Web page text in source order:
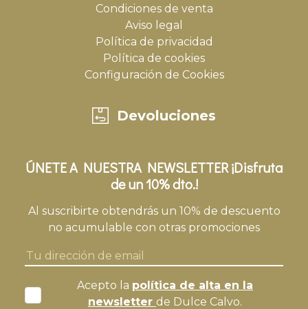
Condiciones de venta
Aviso legal
Política de privacidad
Política de cookies
Configuración de Cookies
Devoluciones
ÚNETE A NUESTRA NEWSLETTER ¡Disfruta
de un 10% dto.!
Al suscribirte obtendrás un 10% de descuento
no acumulable con otras promociones
Acepto la política de alta en la
newsletter de Dulce Calvo.